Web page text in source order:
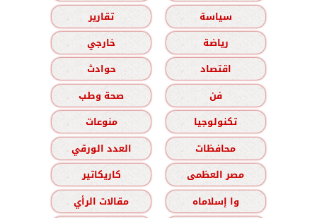
سياسة
تقارير
رياضة
خارجي
اقتصاد
حوادث
فن
صحة وطب
تكنولوجيا
منوعات
محافظات
العدد الورقي
مصر العظمى
كاريكاتير
وا إسلاماه
مقالات الرأي